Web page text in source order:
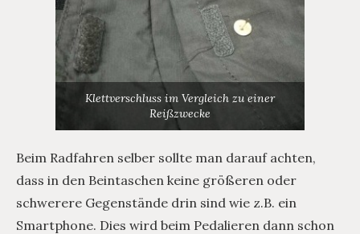
Klettverschluss im Vergleich zu einer
Reißzwecke
Beim Radfahren selber sollte man darauf achten,
dass in den Beintaschen keine größeren oder
schwerere Gegenstände drin sind wie z.B. ein
Smartphone. Dies wird beim Pedalieren dann schon